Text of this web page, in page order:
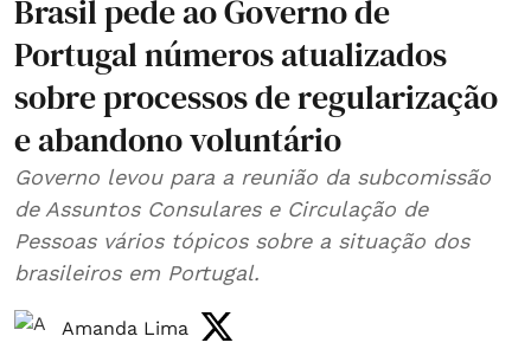
Brasil pede ao Governo de
Portugal números atualizados
sobre processos de regularização
e abandono voluntário
Governo levou para a reunião da subcomissão
de Assuntos Consulares e Circulação de
Pessoas vários tópicos sobre a situação dos
brasileiros em Portugal.
Amanda Lima